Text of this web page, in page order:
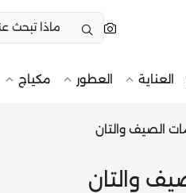
العناية العطور مكياج
الصيف والتان
والتان